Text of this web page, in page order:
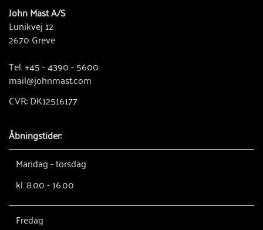
John Mast A/S
Lunikvej 12
2670 Greve
Tel. +45 - 4390 - 5600
mail@johnmast.com
CVR: DK12516177
Åbningstider:
Mandag - torsdag
kl. 8.00 - 16.00
Fredag